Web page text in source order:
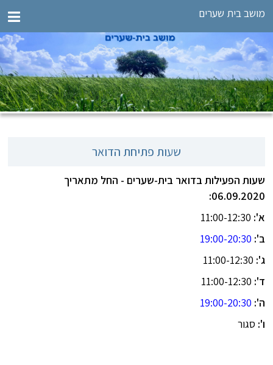
מושב בית שערים
שעות פתיחת הדואר
שעות הפעילות בדואר בית-שערים - החל מתאריך
06.09.2020:
א':
ב': 19:00-20:30
ג':
ד':
ה': 19:00-20:30
ו': סגור